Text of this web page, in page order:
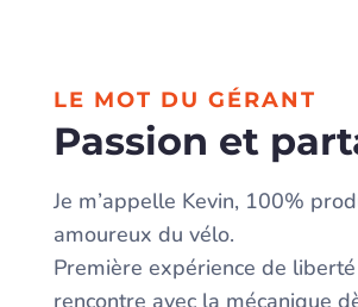
LE MOT DU GÉRANT
Passion et
Je m’appelle Kevin, 100%
amoureux du vélo.
Première expérience de
rencontre avec la mécanique